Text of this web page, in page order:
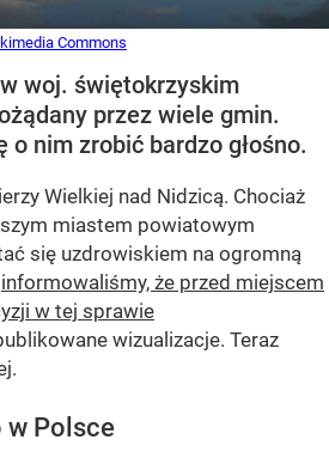
Commons
woj. świętokrzyskim
przez wiele gmin.
o nim zrobić bardzo głośno.
Wielkiej nad Nidzicą. Chociaż
miastem powiatowym
się uzdrowiskiem na ogromną
informowaliśmy, że przed miejscem
w tej sprawie
wizualizacje. Teraz
w Polsce